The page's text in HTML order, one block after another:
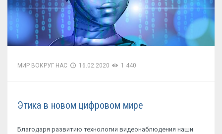
МИР ВОКРУГ НАС 16.02.2020 1 440
Этика в новом цифровом мире
Благодаря развитию технологии видеонаблюдения наши